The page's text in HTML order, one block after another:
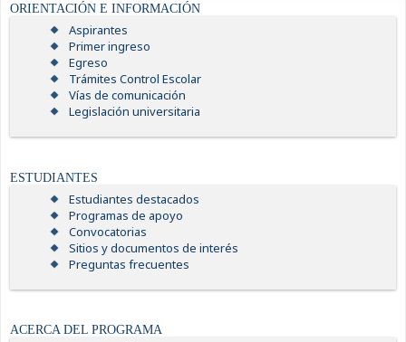
ORIENTACIÓN E INFORMACIÓN
Aspirantes
Primer ingreso
Egreso
Trámites Control Escolar
Vías de comunicación
Legislación universitaria
ESTUDIANTES
Estudiantes destacados
Programas de apoyo
Convocatorias
Sitios y documentos de interés
Preguntas frecuentes
ACERCA DEL PROGRAMA